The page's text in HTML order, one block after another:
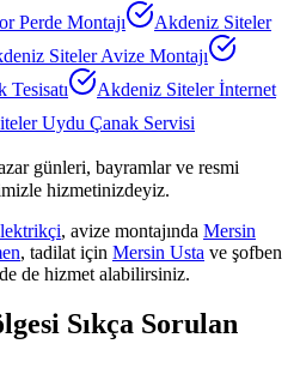
Perde Montajı
Akdeniz Siteler
Siteler Avize Montajı
Akdeniz Siteler İnternet
Uydu Çanak Servisi
günleri, bayramlar ve resmi
hizmetinizdeyiz.
, avize montajında Mersin
, tadilat için Mersin Usta ve şofben
de hizmet alabilirsiniz.
Sıkça Sorulan